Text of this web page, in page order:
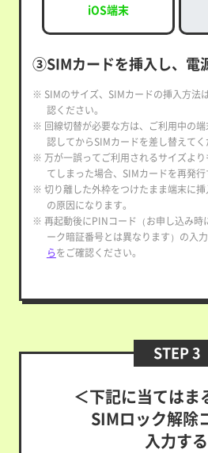
iOS端末
③SIMカードを挿入し、電
※ SIMのサイズ、SIMカードの挿入方法
認ください。
※ 回線切替が必要な方は、ご利用中の
認してからSIMカードを差し替えてく
※ 万が一誤ってご利用されるサイズよ
てしまった場合、SIMカードを再発行
※ 切り離した外枠をつけたまま端末に
の原因になります。
※ 再起動後にPINコード（お申し込み時
ーク暗証番号とは異なります）の入
らをご確認ください。
STEP 3
＜下記に当てはま
SIMロック解除
入力する